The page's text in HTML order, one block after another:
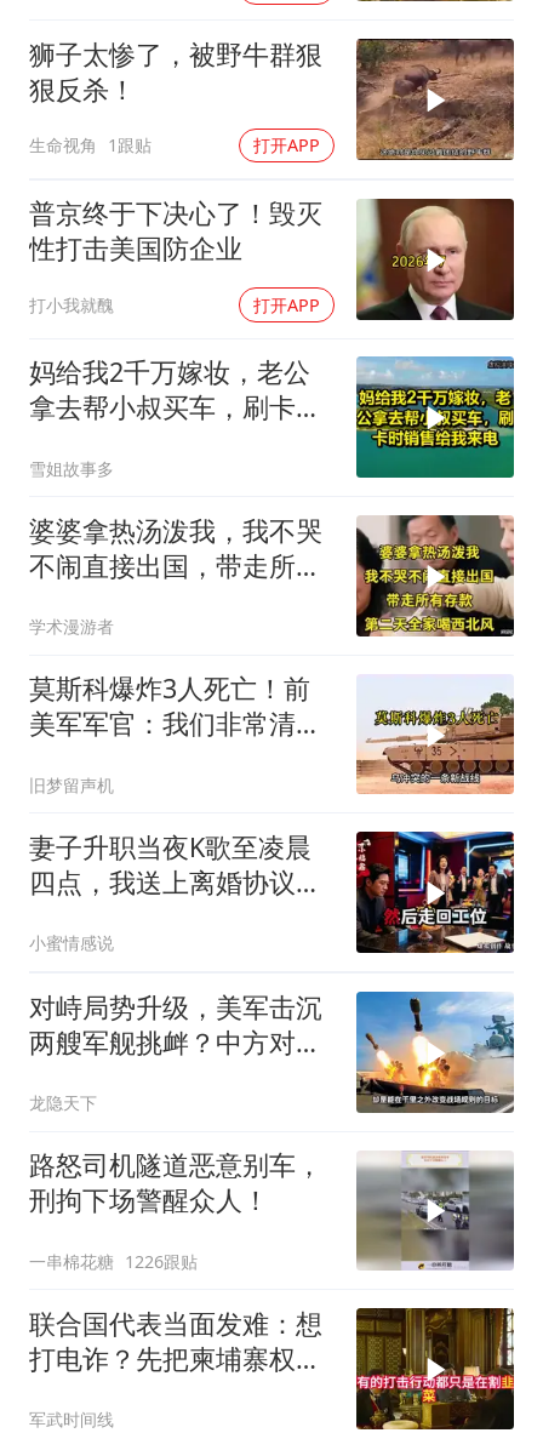
狮子太惨了，被野牛群狠
狠反杀！
生命视角 1跟贴 打开APP
普京终于下决心了！毁灭
性打击美国防企业
打小我就醜 打开APP
妈给我2千万嫁妆，老公
拿去帮小叔买车，刷卡时
雪姐故事多
婆婆拿热汤泼我，我不哭
不闹直接出国，带走所有
学术漫游者
莫斯科爆炸3人死亡！前
美军军官：我们非常清
旧梦留声机
妻子升职当夜K歌至凌晨
四点，我送上离婚协议果
口：我们谈谈
小蜜情感说
对峙局势升级，美军击沉
两艘军舰挑衅？中方对美
龙隐天下
路怒司机隧道恶意别车，
刑拘下场警醒众人！
一串棉花糖 1226跟贴
联合国代表当面发难：想
打电诈？先把柬埔寨权贵
军武时间线